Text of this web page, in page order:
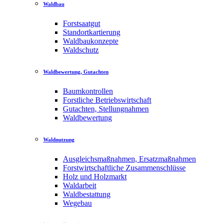
Waldbau
Forstsaatgut
Standortkartierung
Waldbaukonzepte
Waldschutz
Waldbewertung, Gutachten
Baumkontrollen
Forstliche Betriebswirtschaft
Gutachten, Stellungnahmen
Waldbewertung
Waldnutzung
Ausgleichsmaßnahmen, Ersatzmaßnahmen
Forstwirtschaftliche Zusammenschlüsse
Holz und Holzmarkt
Waldarbeit
Waldbestattung
Wegebau